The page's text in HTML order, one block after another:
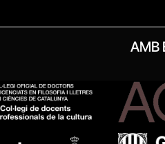
AMB